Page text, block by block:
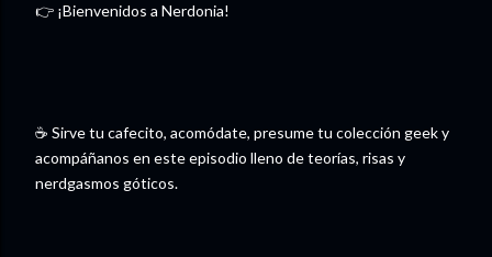
👉 ¡Bienvenidos a Nerdonia!
☕ Sirve tu cafecito, acomódate, presume tu colección geek y
acompáñanos en este episodio lleno de teorías, risas y
nerdgasmos góticos.